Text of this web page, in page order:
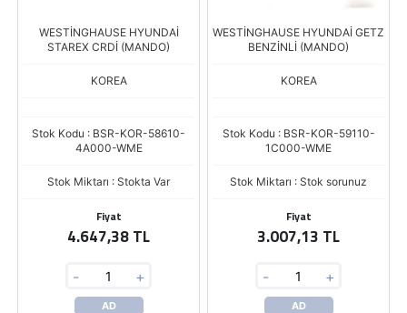
WESTİNGHAUSE HYUNDAİ
STAREX CRDİ (MANDO)
KOREA
Stok Kodu : BSR-KOR-58610-
4A000-WME
Stok Miktarı : Stokta Var
Fiyat
4.647,38 TL
- +
AD
WESTİNGHAUSE HYUNDAİ GETZ
BENZİNLİ (MANDO)
KOREA
Stok Kodu : BSR-KOR-59110-
1C000-WME
Stok Miktarı : Stok sorunuz
Fiyat
3.007,13 TL
- +
AD